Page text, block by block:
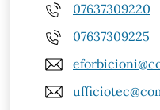
07637309220
07637309225